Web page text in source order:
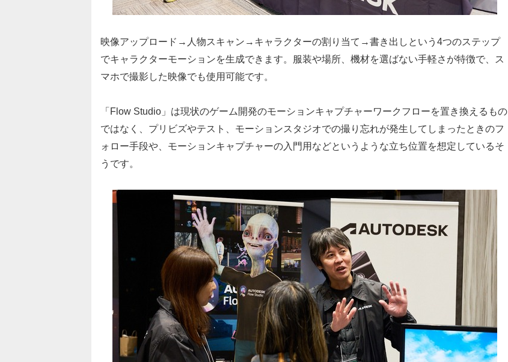
映像アップロード→人物スキャン→キャラクターの割り当て→書き出しという4つのステップ
でキャラクターモーションを生成できます。服装や場所、機材を選ばない手軽さが特徴で、ス
マホで撮影した映像でも使用可能です。
「Flow Studio」は現状のゲーム開発のモーションキャプチャーワークフローを置き換えるもの
ではなく、プリビズやテスト、モーションスタジオでの撮り忘れが発生してしまったときのフ
ォロー手段や、モーションキャプチャーの入門用などというような立ち位置を想定しているそ
うです。